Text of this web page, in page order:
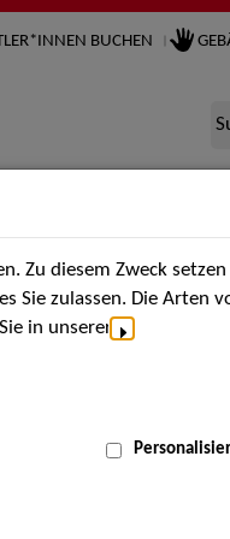
BUCHEN
Termine
MENÜ
Zu diesem Zweck
Sie zulassen. Die Arten
in unserer